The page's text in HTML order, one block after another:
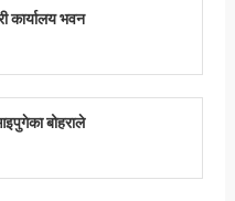
कार्यालय भवन
बोहराले